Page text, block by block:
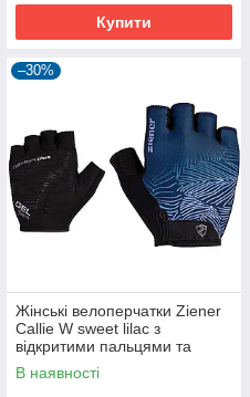
Купити
–30%
Жінські велоперчатки Ziener
Callie W sweet lilac з
відкритими пальцями та
дихаючою шкірою Amara
В наявності